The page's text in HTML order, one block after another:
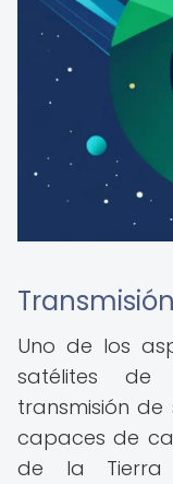
Uno de los
satélites de
transmisión de
capaces de
de la Tierra